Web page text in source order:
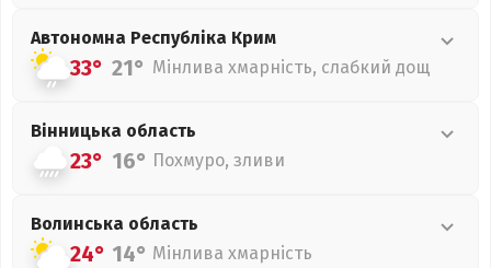
Автономна Республіка Крим
33° 21° Мінлива хмарність, слабкий дощ
Вінницька область
23° 16° Похмуро, зливи
Волинська область
24° 14° Мінлива хмарність